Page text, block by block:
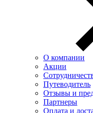
О компании
Акции
Путеводитель
Отзывы и
Партнеры
Оплата и